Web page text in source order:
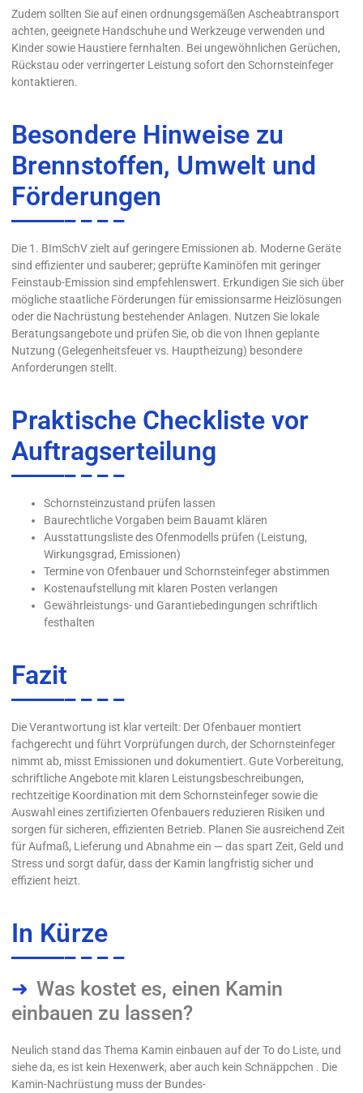
Zudem sollten Sie auf einen ordnungsgemäßen Ascheabtransport
achten, geeignete Handschuhe und Werkzeuge verwenden und
Kinder sowie Haustiere fernhalten. Bei ungewöhnlichen Gerüchen,
Rückstau oder verringerter Leistung sofort den Schornsteinfeger
kontaktieren.
Besondere Hinweise zu
Brennstoffen, Umwelt und
Förderungen
Die 1. BImSchV zielt auf geringere Emissionen ab. Moderne Geräte
sind effizienter und sauberer; geprüfte Kaminöfen mit geringer
Feinstaub-Emission sind empfehlenswert. Erkundigen Sie sich über
mögliche staatliche Förderungen für emissionsarme Heizlösungen
oder die Nachrüstung bestehender Anlagen. Nutzen Sie lokale
Beratungsangebote und prüfen Sie, ob die von Ihnen geplante
Nutzung (Gelegenheitsfeuer vs. Hauptheizung) besondere
Anforderungen stellt.
Praktische Checkliste vor
Auftragserteilung
Schornsteinzustand prüfen lassen
Baurechtliche Vorgaben beim Bauamt klären
Ausstattungsliste des Ofenmodells prüfen (Leistung,
Wirkungsgrad, Emissionen)
Termine von Ofenbauer und Schornsteinfeger abstimmen
Kostenaufstellung mit klaren Posten verlangen
Gewährleistungs- und Garantiebedingungen schriftlich
festhalten
Fazit
Die Verantwortung ist klar verteilt: Der Ofenbauer montiert
fachgerecht und führt Vorprüfungen durch, der Schornsteinfeger
nimmt ab, misst Emissionen und dokumentiert. Gute Vorbereitung,
schriftliche Angebote mit klaren Leistungsbeschreibungen,
rechtzeitige Koordination mit dem Schornsteinfeger sowie die
Auswahl eines zertifizierten Ofenbauers reduzieren Risiken und
sorgen für sicheren, effizienten Betrieb. Planen Sie ausreichend Zeit
für Aufmaß, Lieferung und Abnahme ein — das spart Zeit, Geld und
Stress und sorgt dafür, dass der Kamin langfristig sicher und
effizient heizt.
In Kürze
Was kostet es, einen Kamin
einbauen zu lassen?
Neulich stand das Thema Kamin einbauen auf der To do Liste, und
siehe da, es ist kein Hexenwerk, aber auch kein Schnäppchen . Die
Kamin-Nachrüstung muss der Bundes-